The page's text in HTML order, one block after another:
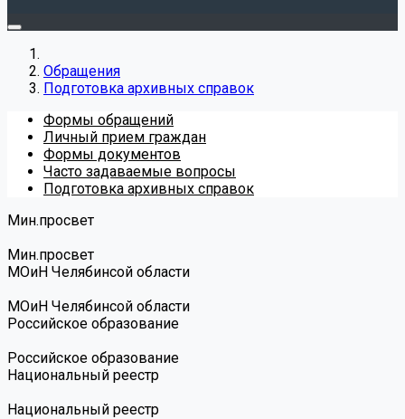
Обращения
Подготовка архивных справок
Формы обращений
Личный прием граждан
Формы документов
Часто задаваемые вопросы
Подготовка архивных справок
Мин.просвет
Мин.просвет
МОиН Челябинсой области
МОиН Челябинсой области
Российское образование
Российское образование
Национальный реестр
Национальный реестр